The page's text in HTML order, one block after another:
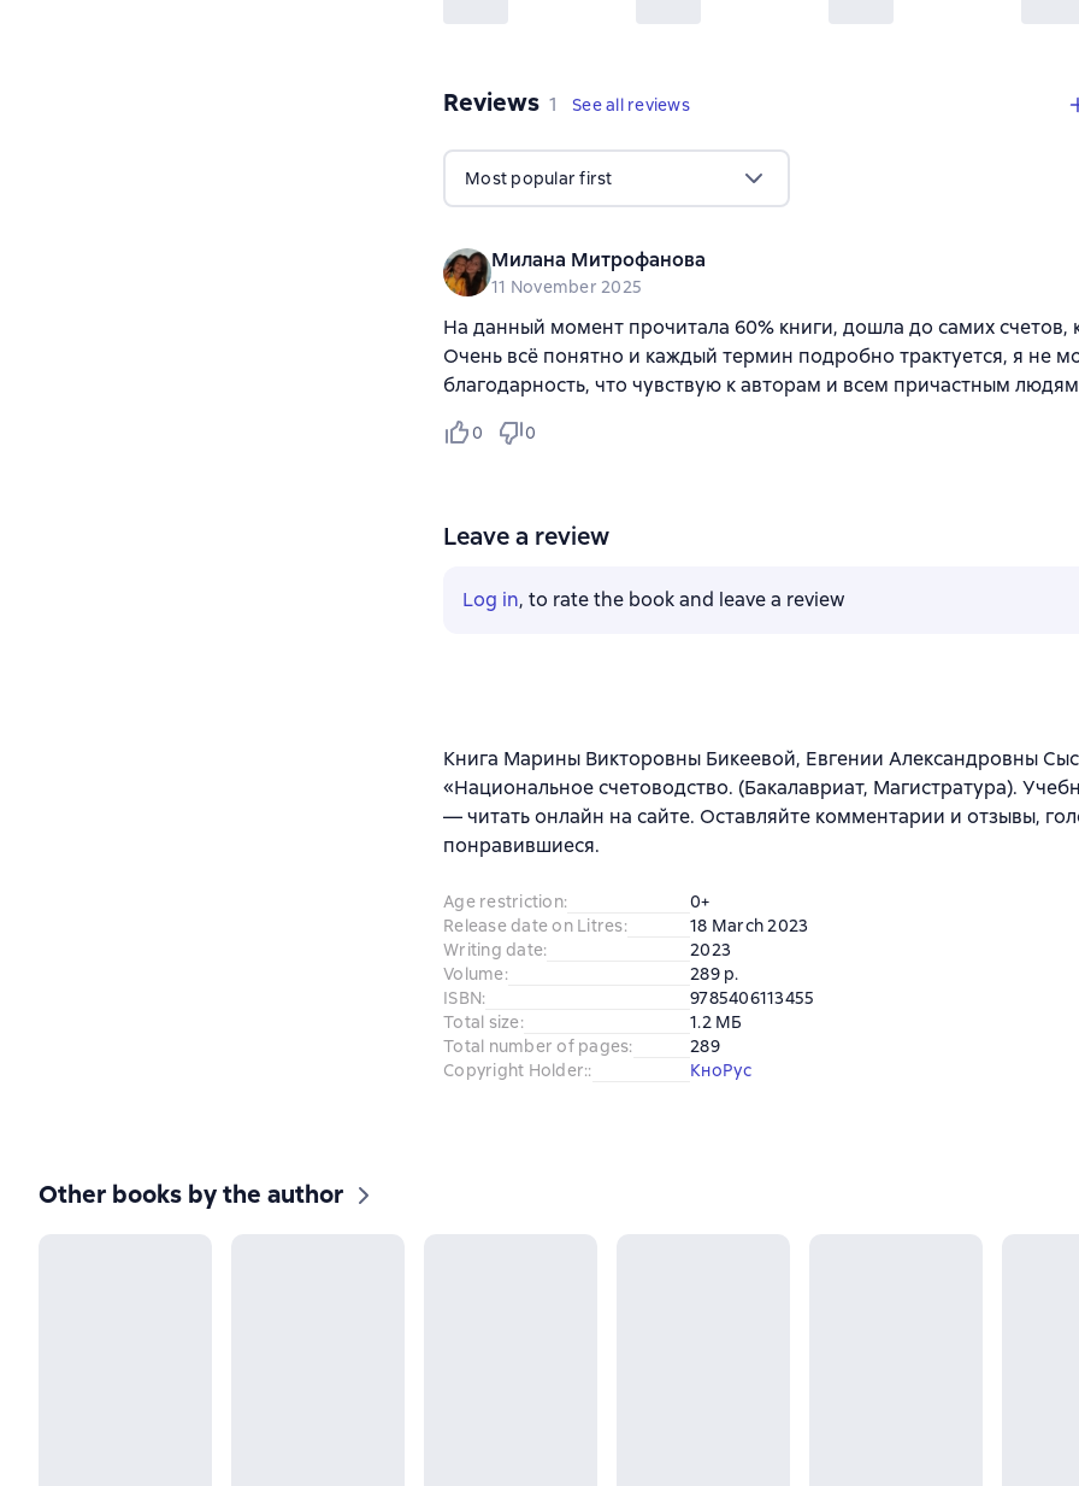
Reviews 1 review
1 See all reviews
Most popular first
Милана Митрофанова
11 November 2025
На данный момент прочитала 60% книги, дошла до самих счетов,
Очень всё понятно и каждый термин подробно трактуется, я не
благодарность, что чувствую к авторам и всем причастным
0 0
Leave a review
Log in, to rate the book and leave a review
Книга Марины Викторовны Бикеевой, Евгении Александровны
«Национальное счетоводство. (Бакалавриат, Магистратура).
— читать онлайн на сайте. Оставляйте комментарии и отзывы,
понравившиеся.
Age restriction:
0+
Release date on Litres:
18 March 2023
Writing date:
2023
Volume:
289 p.
ISBN:
9785406113455
Total size:
1.2 МБ
Total number of pages:
289
Copyright Holder:: КноРус
Other books by the author